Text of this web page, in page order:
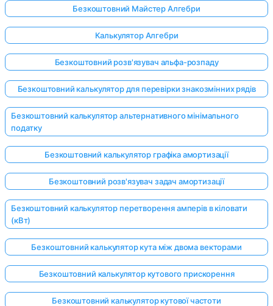
Безкоштовний Майстер Алгебри
Калькулятор Алгебри
Безкоштовний розв'язувач альфа-розпаду
Безкоштовний калькулятор для перевірки знакозмінних рядів
Безкоштовний калькулятор альтернативного мінімального
податку
Безкоштовний калькулятор графіка амортизації
Безкоштовний розв'язувач задач амортизації
Безкоштовний калькулятор перетворення амперів в кіловати
(кВт)
Безкоштовний калькулятор кута між двома векторами
Безкоштовний калькулятор кутового прискорення
Безкоштовний калькулятор кутової частоти